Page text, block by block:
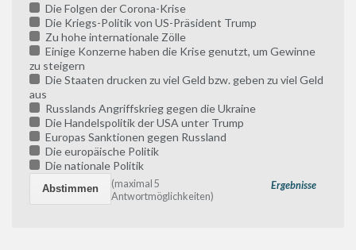
Die Folgen der Corona-Krise
Die Kriegs-Politik von US-Präsident Trump
Zu hohe internationale Zölle
Einige Konzerne haben die Krise genutzt, um Gewinne
zu steigern
Die Staaten drucken zu viel Geld bzw. geben zu viel Geld
aus
Russlands Angriffskrieg gegen die Ukraine
Die Handelspolitik der USA unter Trump
Europas Sanktionen gegen Russland
Die europäische Politik
Die nationale Politik
Ergebnisse
(maximal 5
Antwortmöglichkeiten)